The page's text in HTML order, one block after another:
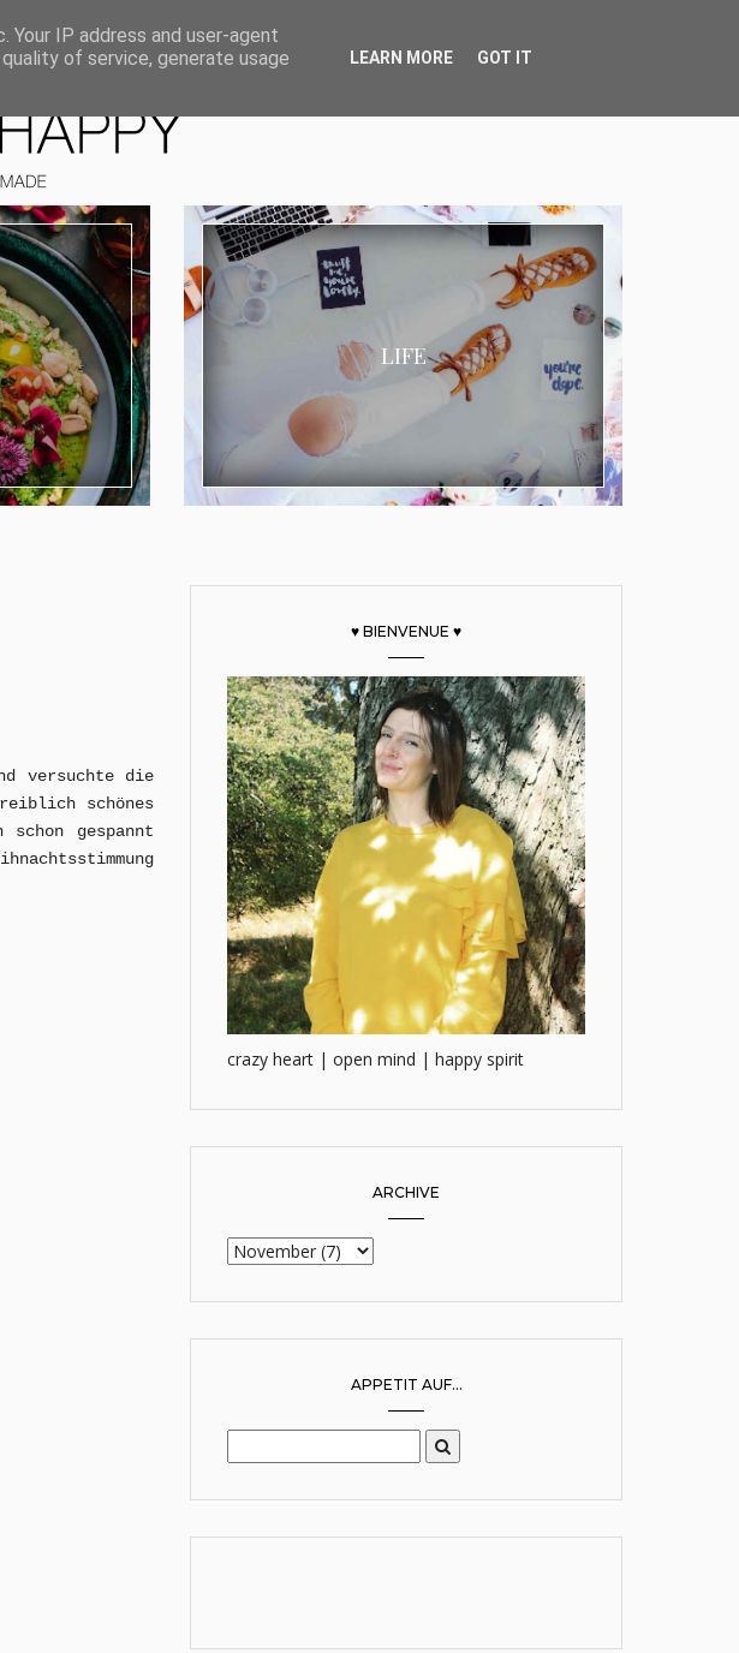
LIFE
versuchte die
schönes
gespannt
♥ BIENVENUE ♥
crazy heart | open mind | happy spirit
ARCHIVE
APPETIT AUF...
IP address and user-agent
of service, generate usage
LEARN MORE GOT IT